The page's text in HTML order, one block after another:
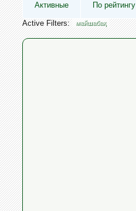
Активные По рейтингу
Active Filters: майшабақ